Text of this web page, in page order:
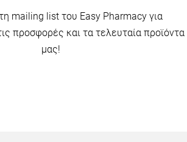
mailing list του Easy Pharmacy για
προσφορές και τα τελευταία προϊόντα
μας!